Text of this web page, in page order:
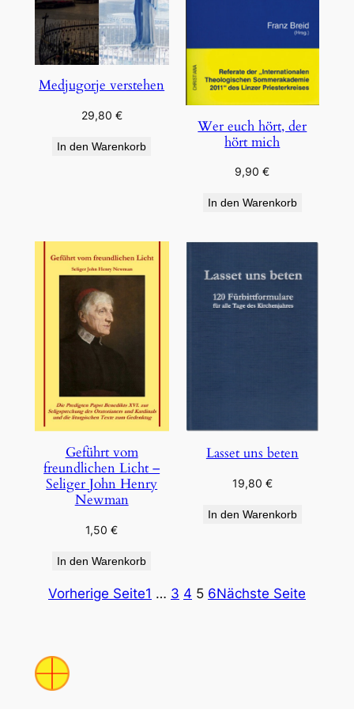
Medjugorje verstehen
29,80 €
In den Warenkorb
Wer euch hört, der
hört mich
9,90€
In den Warenkorb
Geführt vom
freundlichen Licht –
Seliger John Henry
Newman
1,50€
In den Warenkorb
Lasset uns beten
19,80 €
In den Warenkorb
Vorherige Seite1 … 3 4 5 6Nächste Seite